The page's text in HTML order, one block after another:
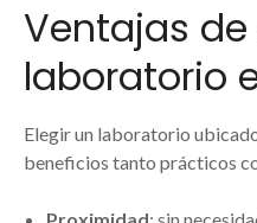
Ventajas
laboratorio
Elegir un laboratorio
beneficios tanto prácticos